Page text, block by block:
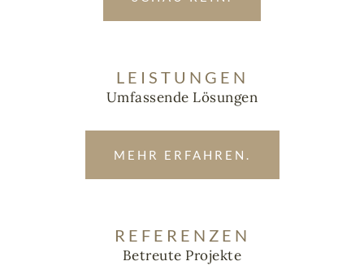
LEISTUNGEN
Umfassende Lösungen
MEHR ERFAHREN.
REFERENZEN
Betreute Projekte